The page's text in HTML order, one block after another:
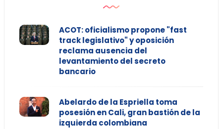
ACOT: oficialismo propone "fast
track legislativo" y oposición
reclama ausencia del
levantamiento del secreto
bancario
Abelardo de la Espriella toma
posesión en Cali, gran bastión de la
izquierda colombiana